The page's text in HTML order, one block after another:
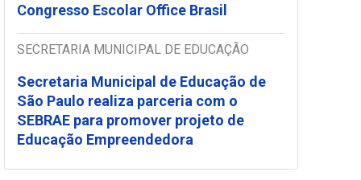
Congresso Escolar Office Brasil
SECRETARIA MUNICIPAL DE EDUCAÇÃO
Secretaria Municipal de Educação de
São Paulo realiza parceria com o
SEBRAE para promover projeto de
Educação Empreendedora